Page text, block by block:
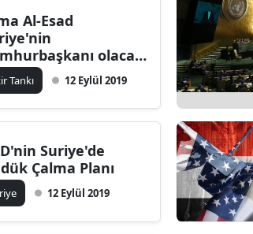
Al-Esad
olacak
Tankı 12 Eylül 2019
Suriye'de
Çalma Planı
12 Eylül 2019